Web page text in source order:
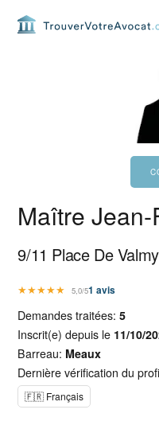
Maître
9/11 Place De Valmy
★★★★★ 5,0/51 avis
Demandes traitées:5
Inscrit(e) depuis le 11/10/
Barreau: Meaux
Dernière vérification du
🇫🇷 Français